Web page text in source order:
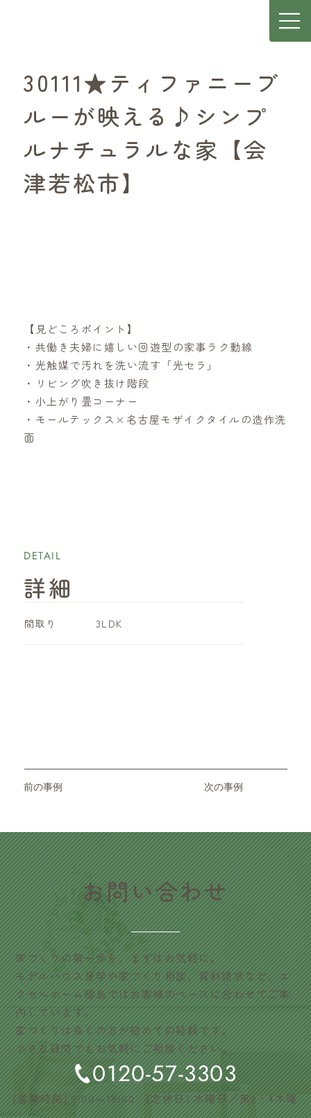
前の事例 次の事例
【見どころポイント】
・共働き夫婦に嬉しい回遊型の家事ラク動線
・光触媒で汚れを洗い流す「光セラ」
・リビング吹き抜け階段
・小上がり畳コーナー
・モールテックス×名古屋モザイクタイルの造作洗
面
DETAIL
詳細
​間取り 3LDK
30111★ティファニーブ
ルーが映える♪シンプ
ルナチュラルな家【会
津若松市】
​お問い合わせ
CONTACT
家づくりの第一歩を、まずはお気軽に。
モデルハウス見学や家づくり相談、資料請求など、エ
クセルホーム福島ではお客様のペースに合わせてご案
内しています。
家づくりは多くの方が初めての経験です。
小さな疑問でもお気軽にご相談ください。
0120-57-3303
[営業時間] 9:00～18:00 [定休日] 水曜日／第2・4木曜